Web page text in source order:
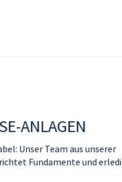
ANLAGEN
Unser Team aus unserer
Fundamente und